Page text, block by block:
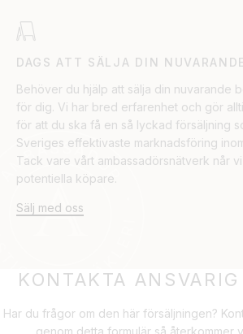
DAGS ATT SÄLJA DIN
Behöver du hjälp att sälja din nuvarande
för dig. Vi har bred erfarenhet och gör
för att du ska få en så lyckad försäljning
Sveriges effektivaste marknadsföring
Tack vare vårt ambassadörsnätverk når
potentiella köpare.
Sälj med oss
KONTAKTA
Har du frågor om den här försäljningen?